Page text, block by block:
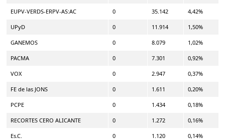
EUPV-VERDS-ERPV-AS:AC 0 35.142 4,42%
UPyD 0 11.914 1,50%
GANEMOS 0 8.079 1,02%
PACMA 0 7.301 0,92%
VOX 0 2.947 0,37%
FE de las JONS 0 1.611 0,20%
PCPE 0 1.434 0,18%
RECORTES CERO ALICANTE 0 1.272 0,16%
Es.C. 0 1.120 0,14%